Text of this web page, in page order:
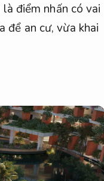
điểm nhấn có vai
để an cư, vừa khai